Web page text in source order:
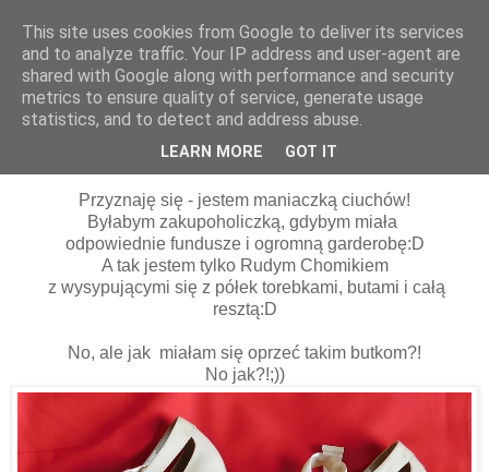
10 sierpnia 2016
Wakacyjne łupy:D
Przyznaję się - jestem maniaczką ciuchów!
Byłabym zakupoholiczką, gdybym miała
odpowiednie fundusze i ogromną garderobę:D
A tak jestem tylko Rudym Chomikiem
z wysypującymi się z półek torebkami, butami i całą
resztą:D
No, ale jak miałam się oprzeć takim butkom?!
No jak?!;))
This site uses cookies from Google to deliver its services
and to analyze traffic. Your IP address and user-agent are
shared with Google along with performance and security
metrics to ensure quality of service, generate usage
statistics, and to detect and address abuse.
LEARN MORE GOT IT